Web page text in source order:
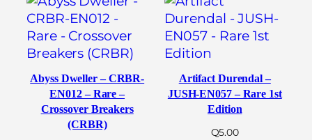
Abyss Dweller – CRBR-
EN012 – Rare –
Crossover Breakers
(CRBR)
Artifact Durendal –
JUSH-EN057 – Rare 1st
Edition
Q5.00